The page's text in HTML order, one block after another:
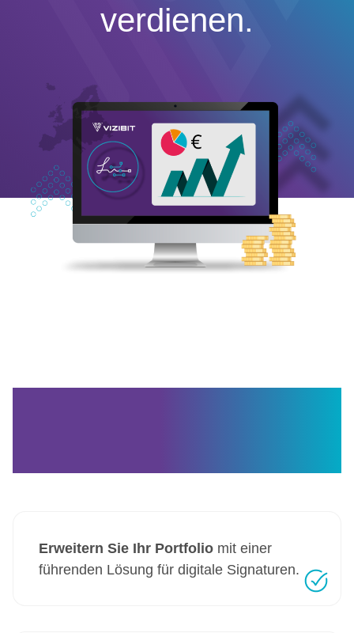
verdienen.
Erweitern Sie Ihr Portfolio mit einer
führenden Lösung für digitale Signaturen.